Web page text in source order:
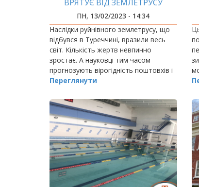
ВРЯТУЄ ВІД ЗЕМЛЕТРУСУ
ПН, 13/02/2023 - 14:34
Наслідки руйнівного землетрусу, що
відбувся в Туреччині, вразили весь
світ. Кількість жертв невпинно
зростає. А науковці тим часом
прогнозують вірогідність поштовхів і
в інших країнах. Пригадуючи
держави,…
Переглянути